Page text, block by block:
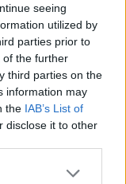
seeing
utilized by
parties prior to
of the further
third parties on the
information may
the IAB’s List of
disclose it to other
or more Google
jemná a teplá,
prívetivejší.